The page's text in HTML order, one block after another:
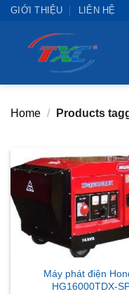
Skip
content
GIỚI THIỆU LIÊN HỆ
Home / Products
Máy phát điện
HG16000TDX-